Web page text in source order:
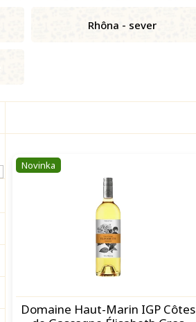
Rhôna - sever
Novinka
Domaine Haut-Marin IGP Côtes